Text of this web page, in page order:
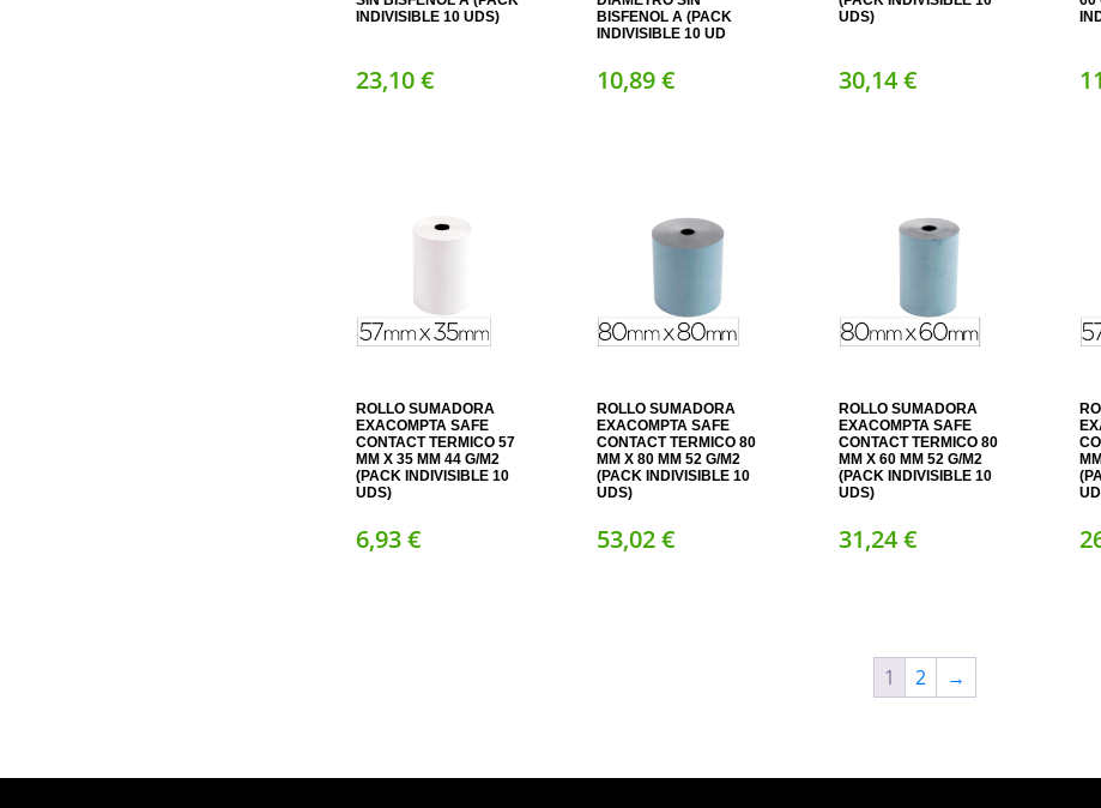
INDIVISIBLE 10 UDS)
23,10€
BISFENOL A (PACK
INDIVISIBLE 10 UD
10,89€
UDS)
30,14 €
ROLLO SUMADORA
EXACOMPTA SAFE
CONTACT TERMICO 57
MM X 35 MM 44 G/M2
(PACK INDIVISIBLE 10
UDS)
6,93€
ROLLO SUMADORA
EXACOMPTA SAFE
CONTACT TERMICO 80
MM X 80 MM 52 G/M2
(PACK INDIVISIBLE 10
UDS)
53,02€
ROLLO SUMADORA
EXACOMPTA SAFE
CONTACT TERMICO 80
MM X 60 MM 52 G/M2
(PACK INDIVISIBLE 10
UDS)
31,24 €
1 2 →